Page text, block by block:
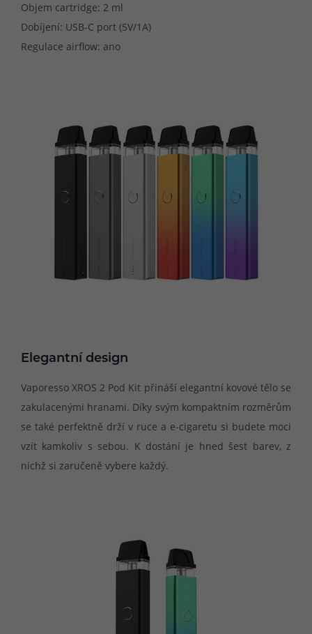
Objem cartridge: 2 ml
Dobíjení: USB-C port (5V/1A)
Regulace airflow: ano
Elegantní design
Vaporesso XROS 2 Pod Kit přináší elegantní kovové tělo se
zakulacenými hranami. Díky svým kompaktním rozměrům
se také perfektně drží v ruce a e-cigaretu si budete moci
vzít kamkoliv s sebou. K dostání je hned šest barev, z
nichž si zaručeně vybere každý.